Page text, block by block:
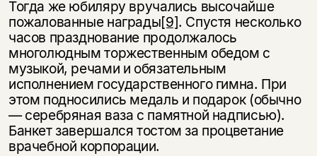
Тогда же юбиляру вручались высочайше
пожалованные награды[9]. Спустя несколько
часов празднование продолжалось
многолюдным торжественным обедом с
музыкой, речами и обязательным
исполнением государственного гимна. При
этом подносились медаль и подарок (обычно
— серебряная ваза с памятной надписью).
Банкет завершался тостом за процветание
врачебной корпорации.